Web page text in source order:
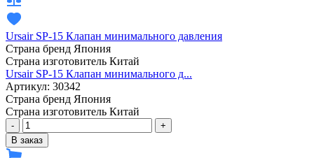
Ursair SP-15 Клапан минимального давления
Страна бренд Япония
Страна изготовитель Китай
Ursair SP-15 Клапан минимального д...
Артикул: 30342
Страна бренд Япония
Страна изготовитель Китай
-
+
В заказ